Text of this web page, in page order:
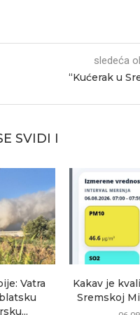
sledeća
“Kućerak u
SVIDI I
Vatra
Kakav je
Sremskoj